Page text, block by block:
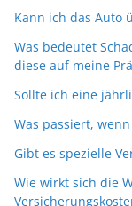
Kann ich das Auto
Was bedeutet
diese auf meine
Sollte ich eine
Was passiert,
Gibt es spezielle
Wie wirkt sich die